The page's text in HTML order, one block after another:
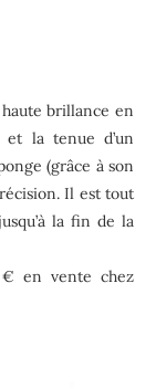
brillance en
et la tenue d’un
(grâce à son
Il est tout
la fin de la
€ en vente chez